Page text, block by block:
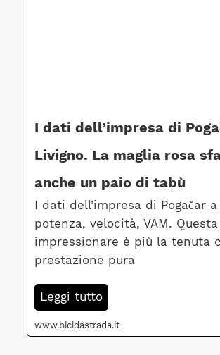
I dati dell’impresa di
Livigno. La maglia rosa
anche un paio di tabù
I dati dell’impresa di Pogačar
potenza, velocità, VAM.
impressionare è più la tenuta
prestazione pura
Leggi tutto
www.bicidastrada.it